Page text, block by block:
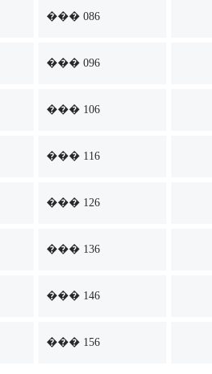
��� 086
��� 096
��� 106
��� 116
��� 126
��� 136
��� 146
��� 156